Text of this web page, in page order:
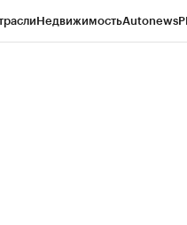
НедвижимостьAutonews